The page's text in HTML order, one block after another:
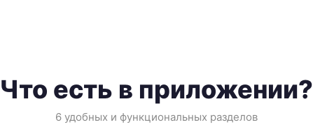
Что есть в приложении?
6 удобных и функциональных разделов